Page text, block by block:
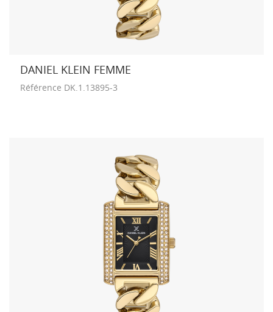
DANIEL KLEIN FEMME
Référence DK.1.13895-3